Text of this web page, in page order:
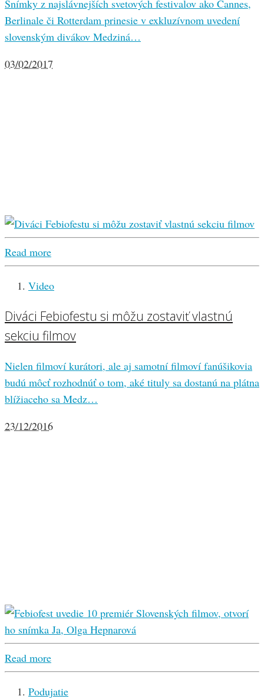
Snímky z najslávnejších svetových festivalov ako Cannes,
Berlinale či Rotterdam prinesie v exkluzívnom uvedení
slovenským divákov Medziná…
03/02/2017
Read more
Video
Diváci Febiofestu si môžu zostaviť vlastnú
sekciu filmov
Nielen filmoví kurátori, ale aj samotní filmoví fanúšikovia
budú môcť rozhodnúť o tom, aké tituly sa dostanú na plátna
blížiaceho sa Medz…
23/12/2016
Read more
Podujatie